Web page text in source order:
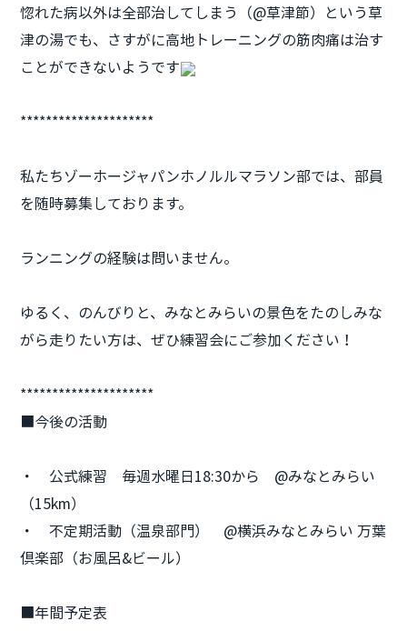
惚れた病以外は全部治してしまう（@草津節）という草
津の湯でも、さすがに高地トレーニングの筋肉痛は治す
ことができないようです
*********************
私たちゾーホージャパンホノルルマラソン部では、部員
を随時募集しております。
ランニングの経験は問いません。
ゆるく、のんびりと、みなとみらいの景色をたのしみな
がら走りたい方は、ぜひ練習会にご参加ください！
*********************
■今後の活動
・ 公式練習 毎週水曜日18:30から @みなとみらい
（15km）
・ 不定期活動（温泉部門） @横浜みなとみらい 万葉
倶楽部（お風呂&ビール）
■年間予定表